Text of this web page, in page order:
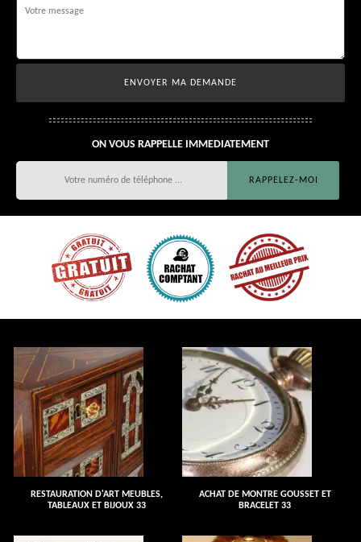
ON VOUS RAPPELLE IMMEDIATEMENT
RESTAURATION D'ART MEUBLES,
TABLEAUX ET BIJOUX 33
ACHAT DE MONTRE GOUSSET ET
BRACELET 33